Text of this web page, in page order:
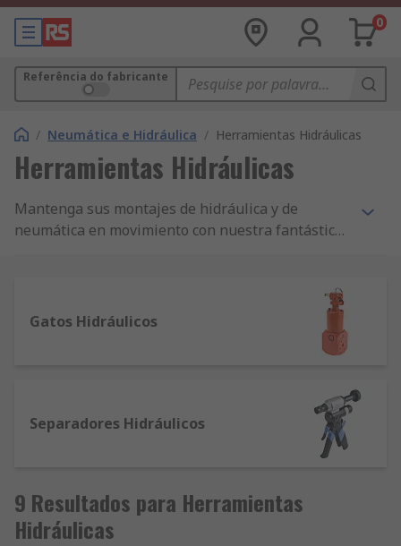
0
Referência do fabricante
/ Neumática e Hidráulica / Herramientas Hidráulicas
Herramientas Hidráulicas
Mantenga sus montajes de hidráulica y de
neumática en movimiento con nuestra fantástica
separadores, acoplamientos de conexión rápida,
ensamblajes de mangueras, y cilindros de cuña.
Gatos Hidráulicos
Separadores Hidráulicos
9 Resultados para Herramientas
Hidráulicas